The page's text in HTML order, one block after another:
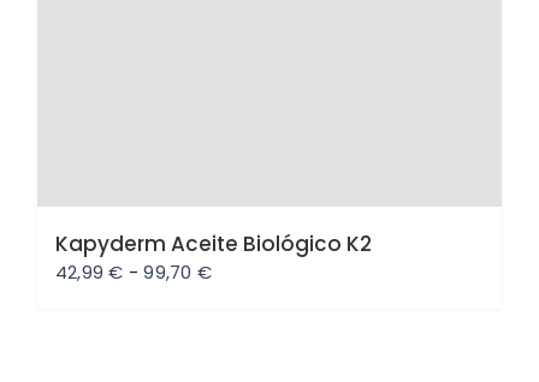
Kapyderm Aceite Biológico K2
42,99€ - 99,70 €Rango